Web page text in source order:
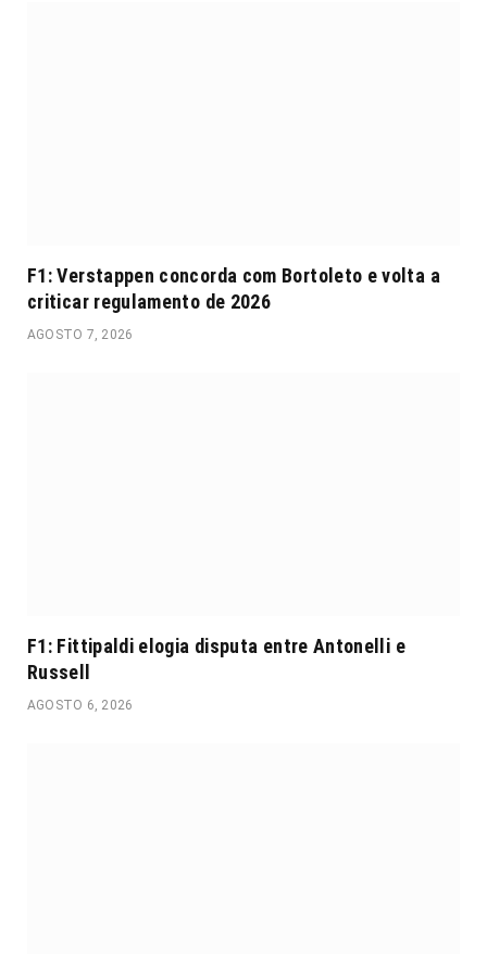
F1: Verstappen concorda com Bortoleto e volta a
criticar regulamento de 2026
AGOSTO 7, 2026
F1: Fittipaldi elogia disputa entre Antonelli e
Russell
AGOSTO 6, 2026